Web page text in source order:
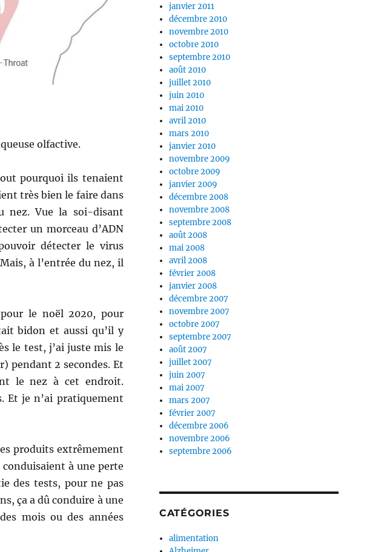
olfactive.
pourquoi ils tenaient
très bien le faire dans
nez. Vue la soi-disant
un morceau d’ADN
détecter le virus
à l’entrée du nez, il
le noël 2020, pour
bidon et aussi qu’il y
le test, j’ai juste mis le
pendant 2 secondes. Et
le nez à cet endroit.
Et je n’ai pratiquement
produits extrêmement
à une perte
des tests, pour ne pas
ça a dû conduire à une
mois ou des années
janvier 2011
décembre 2010
novembre 2010
octobre 2010
septembre 2010
août 2010
juillet 2010
juin 2010
mai 2010
avril 2010
mars 2010
janvier 2010
novembre 2009
octobre 2009
janvier 2009
décembre 2008
novembre 2008
septembre 2008
août 2008
mai 2008
avril 2008
février 2008
janvier 2008
décembre 2007
novembre 2007
octobre 2007
septembre 2007
août 2007
juillet 2007
juin 2007
mai 2007
mars 2007
février 2007
décembre 2006
novembre 2006
septembre 2006
CATÉGORIES
alimentation